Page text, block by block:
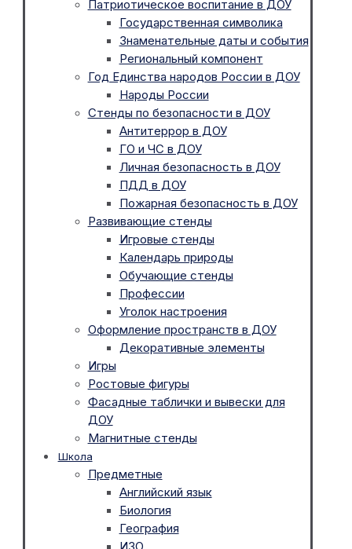
Патриотическое воспитание в ДОУ
Государственная символика
Знаменательные даты и события
Региональный компонент
Год Единства народов России в ДОУ
Народы России
Стенды по безопасности в ДОУ
Антитеррор в ДОУ
ГО и ЧС в ДОУ
Личная безопасность в ДОУ
ПДД в ДОУ
Пожарная безопасность в ДОУ
Развивающие стенды
Игровые стенды
Календарь природы
Обучающие стенды
Профессии
Уголок настроения
Оформление пространств в ДОУ
Декоративные элементы
Игры
Ростовые фигуры
Фасадные таблички и вывески для
ДОУ
Магнитные стенды
Школа
Предметные
Английский язык
Биология
География